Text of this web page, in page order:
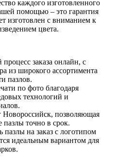
каждого изготовленного
помощью – это гарантия
изготовлен с вниманием к
цвета.
заказа онлайн, с
из широкого ассортимента
пазлов.
по фото благодаря
технологий и
Новороссийск, позволяющая
пазлы точно в срок.
пазлы на заказ с логотипом
идеальным вариантом для